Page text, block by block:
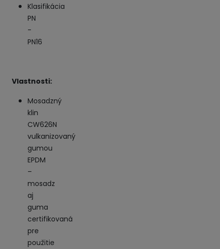
Klasifikácia
PN
-
PN16
Vlastnosti:
Mosadzný
klin
CW626N
vulkanizovaný
gumou
EPDM
–
mosadz
aj
guma
certifikovaná
pre
použitie